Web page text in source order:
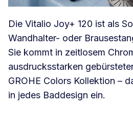
Die Vitalio Joy+ 120 ist als
Wandhalter- oder
Sie kommt in zeitlosem
ausdrucksstarken
GROHE Colors Kollektion –
in jedes Baddesign ein.